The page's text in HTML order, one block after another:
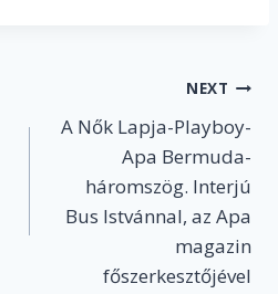
NEXT
A Nők Lapja-Playboy-
Apa Bermuda-
háromszög. Interjú
Bus Istvánnal, az Apa
magazin
főszerkesztőjével